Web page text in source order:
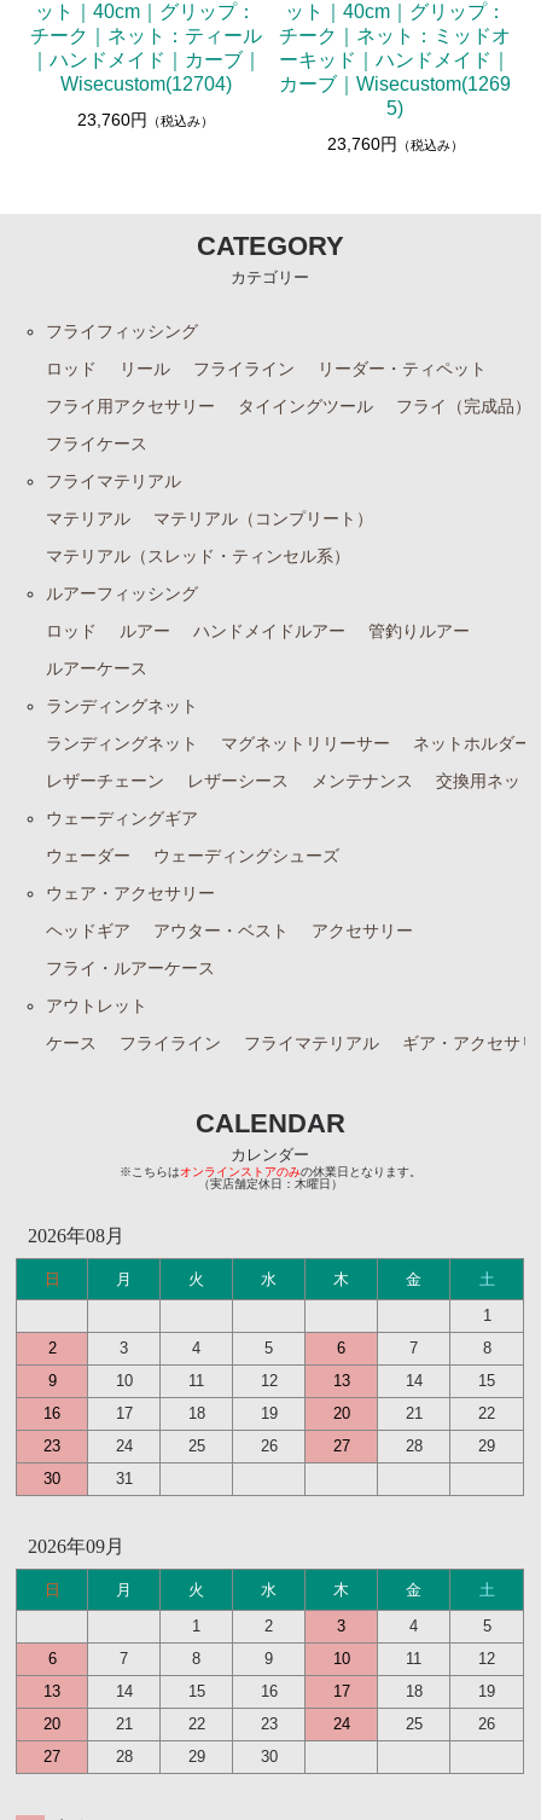
ット｜40cm｜グリップ：
チーク｜ネット：ティール
｜ハンドメイド｜カーブ｜
Wisecustom(12704)
23,760円 （税込み）
ット｜40cm｜グリップ：
チーク｜ネット：ミッドオ
ーキッド｜ハンドメイド｜
カーブ｜Wisecustom(1269
5)
23,760円 （税込み）
CATEGORY
カテゴリー
フライフィッシング
ロッド
リール フライライン
リーダー・ティペット
フライ用アクセサリー
タイイングツール
フライ（完成品）
フライケース
フライマテリアル
マテリアル
マテリアル（コンプリート）
マテリアル（スレッド・ティンセル系）
ルアーフィッシング
ロッド
ルアー ハンドメイドルアー
管釣りルアー
ルアーケース
ランディングネット
ランディングネット
マグネットリリーサー
ネットホルダー
レザーチェーン
レザーシース メンテナンス
交換用ネット
ウェーディングギア
ウェーダー
ウェーディングシューズ
ウェア・アクセサリー
ヘッドギア
アウター・ベスト
アクセサリー
フライ・ルアーケース
アウトレット
ケース
フライライン フライマテリアル ギア・アクセサ
CALENDAR
カレンダー
※こちらはオンラインストアのみの休業日となります。
（実店舗定休日：木曜日）
2026年08月
日 月 火 水 木 金
土
1
2
3 4 5 6 7
8
9
10 11 12 13 14
15
16
17 18 19 20 21
22
23
24 25 26 27 28
29
30
31
2026年09月
日 月 火 水 木 金
土
1
2 3 4
5
6
7 8 9 10 11
12
13
14 15 16 17 18
19
20
21 22 23 24 25
26
27
28 29 30